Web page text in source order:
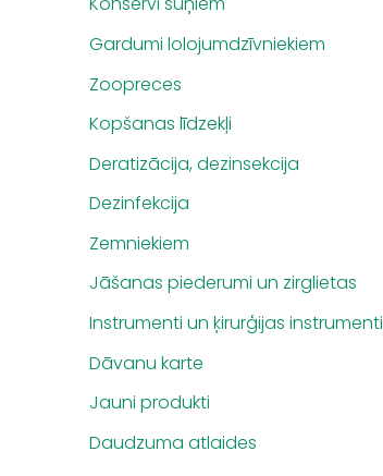
Gardumi lolojumdzīvniekiem
Zoopreces
Kopšanas līdzekļi
Deratizācija, dezinsekcija
Dezinfekcija
Zemniekiem
Jāšanas piederumi un zirglietas
Instrumenti un ķirurģijas instrumenti
Dāvanu karte
Jauni produkti
Daudzuma atlaides